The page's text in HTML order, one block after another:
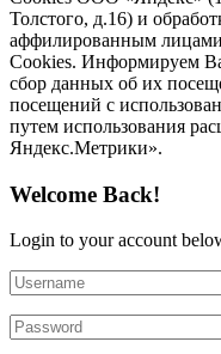
Толстого, д.16) и
аффилированным
Cookies. Информируем
сбор данных об их
посещений с
путем использования
Яндекс.Метрики».
Welcome Back!
Login to your account